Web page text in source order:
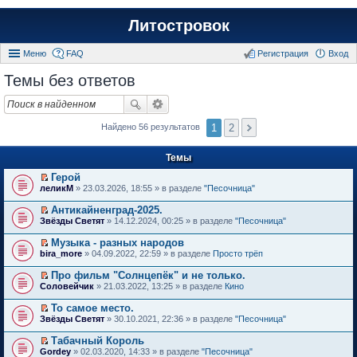
Литостровок
Меню FAQ Вход
Регистрация
Темы без ответов
Найдено 56 результатов 1 2
Темы
П
р
е
й
т
и
к
е
р
в
о
м
у
е
п
Герой
леликМ » 23.03.2026, 18:55 » в разделе "Песочница"
П
р
е
й
т
и
к
е
р
в
о
м
у
Антикайненград-2025.
Звёзды Светят » 14.12.2024, 00:25 » в разделе "Песочница"
П
р
е
й
т
и
к
е
Музыка - разных народов
bira_more » 04.09.2022, 22:59 » в разделе Просто трёп
П
р
й
т
и
к
Про фильм "Солнцепёк" и не только.
Соловейчик » 21.03.2022, 13:25 » в разделе Кино
П
р
й
То самое место.
Звёзды Светят » 30.10.2021, 22:36 » в разделе "Песочница"
П
Табачный Король
Gordey » 02.03.2020, 14:33 » в разделе "Песочница"